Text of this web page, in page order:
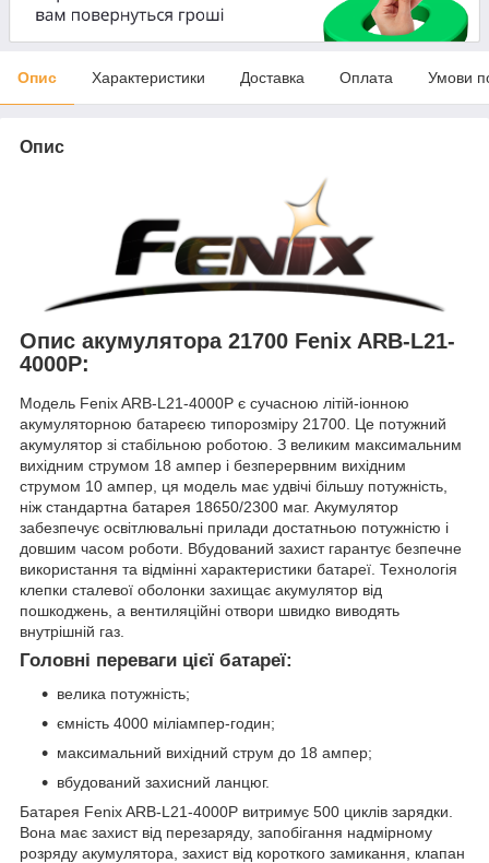
Опис Характеристики Доставка Оплата Умови
Опис
Опис акумулятора 21700 Fenix ARB-L21-
4000P:
Модель Fenix ARB-L21-4000P є сучасною літій-іонною
акумуляторною батареєю типорозміру 21700. Це потужний
акумулятор зі стабільною роботою. З великим максимальним
вихідним струмом 18 ампер і безперервним вихідним
струмом 10 ампер, ця модель має удвічі більшу потужність,
ніж стандартна батарея 18650/2300 маг. Акумулятор
забезпечує освітлювальні прилади достатньою потужністю і
довшим часом роботи. Вбудований захист гарантує безпечне
використання та відмінні характеристики батареї. Технологія
клепки сталевої оболонки захищає акумулятор від
пошкоджень, а вентиляційні отвори швидко виводять
внутрішній газ.
Головні переваги цієї батареї:
велика потужність;
ємність 4000 міліампер-годин;
максимальний вихідний струм до 18 ампер;
вбудований захисний ланцюг.
Батарея Fenix ARB-L21-4000P витримує 500 циклів зарядки.
Вона має захист від перезаряду, запобігання надмірному
розряду акумулятора, захист від короткого замикання, клапан